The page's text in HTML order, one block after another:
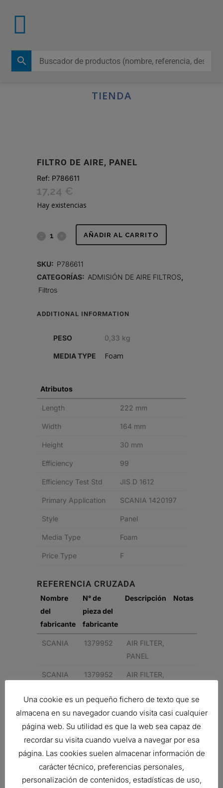
TIENDA
FILTRO DE AIRE, PANEL
Ref: P786611
17,24 €
Hay existencias
FILTRO
PANEL
AÑADIR AL CARRITO
SKU: P786611
CATEGORÍAS: ADMISIÓN DE AIRE FILTROS
Filtros
ADDITIONAL INFORMATION
PESO 0,33 kg
MEDIA TYPE Foam
Atributos
Length 222 mm
Width 164 mm
Height 30 mm
Efficiency 99
Efficiency Test Std JIS D 1612
Primary Application SCANIA 1420197
Style Panel
Media Type Foam
Price Type F
REFERENCIA CRUZADA
Nombre
del
fabricante
N° de
pieza del
fabricante
Descripción Notas
SCANIA 1379952
AIR FILTER,
PANEL
SCANIA 1379952
AIR FILTER,
1420197
PANEL
SCANIA 1420197
AIR FILTER,
PANEL
Related products
Una cookie es un pequeño fichero de texto que se
almacena en su navegador cuando visita casi cualquier
página web. Su utilidad es que la web sea capaz de
recordar su visita cuando vuelva a navegar por esa
página. Las cookies suelen almacenar información de
carácter técnico, preferencias personales,
personalización de contenidos, estadísticas de uso,